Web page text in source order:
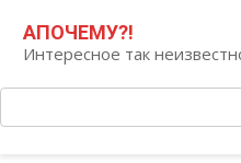
контенту
АПОЧЕМУ?!
Интересное так